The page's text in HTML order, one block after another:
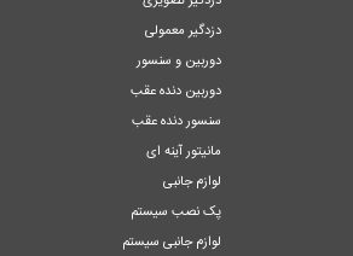
دزدگیر معمولی
دوربین و سنسور
دوربین دنده عقب
سنسور دنده عقب
مانیتور آینه ای
لوازم جانبی
پک نصب سیستم
لوازم جانبی سیستم